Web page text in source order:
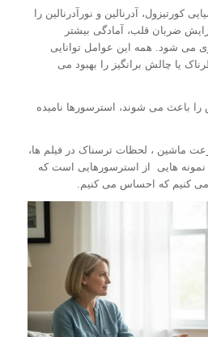
کورتیزول، آدرنالین و نورآدرنالین را
ضربان قلب، آمادگی بیشتر
می شود. همه این عوامل توانایی
یا چالش برانگیز را بهبود می
باعث می شوند، استرسورها نامیده
ماشین ، لحظات ترسناک در فیلم ها،
هایی از استرسورهایی است که
می کنیم که احساس می کنیم.